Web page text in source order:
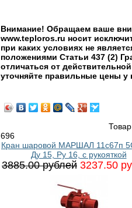
Внимание! Обращаем ваше
www.teploros.ru носит
при каких условиях не
положениями Статьи 437 (2)
отличаться от
уточняйте правильные цены
696
Кран шаровой МАРШАЛ 11с67п
Ду 15, Ру 16, с рукояткой
3885.00 рублей 3237.50